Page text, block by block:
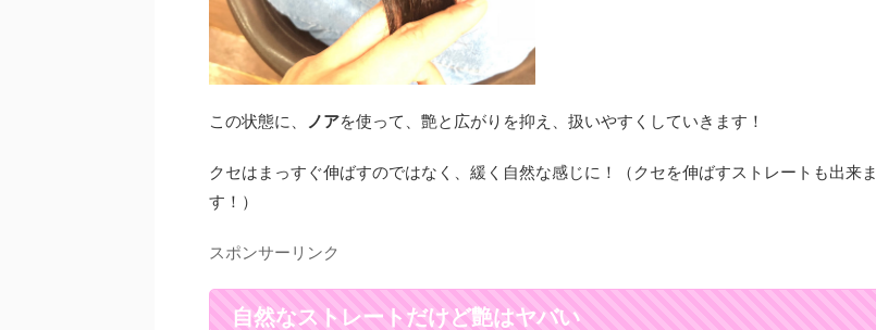
この状態に、 ノアを使って、艶と広がりを抑え、扱いやすくしていきます！
クセはまっすぐ伸ばすのではなく、緩く自然な感じに！（クセを伸ばすストレートも出来ま
す！）
スポンサーリンク
自然なストレートだけど艶はヤバい